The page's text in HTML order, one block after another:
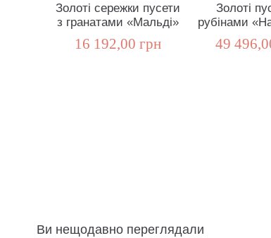
Золоті сережки пусети
з гранатами «Мальді»
16 192,00 грн
Золоті
рубінами
49
Ви нещодавно переглядали